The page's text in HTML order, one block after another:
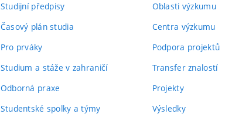
Studijní předpisy
Časový plán studia
Pro prváky
Studium a stáže v zahraničí
Odborná praxe
Studentské spolky a týmy
Oblasti výzkumu
Centra výzkumu
Podpora projektů
Transfer znalostí
Projekty
Výsledky